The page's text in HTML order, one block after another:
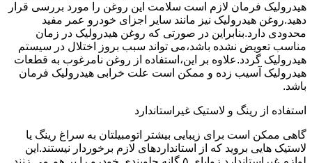
هیدرولیک فرمان لازم است سلامت این روغن را مورد بررسی قرار
دهید.روغن هیدرولیک نیز مانند سایر اجزای خودرو عمر مفید
محدودی دارد.بنابراین در صورتی که روغن هیدرولیک در زمان
مناسب تعویض نشده باشد،می تواند سبب بروز اختلال در سیستم
هیدرولیک گردد.علاوه بر این،استفاده از روغن نامرغوب به قطعات
هیدرولیک آسیب زده و ممکن است علت خرابی هیدرولیک فرمان
باشد.
استفاده از رینگ و لاستیک غیراستاندارد
گاهی ممکن است برای زیبایی بیشتر اتومبیلتان به سراغ رینگ یا
لاستیک هایی بروید که از استانداردهای لازم برخوردار نیستند.این